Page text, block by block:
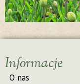
Informacje
O nas